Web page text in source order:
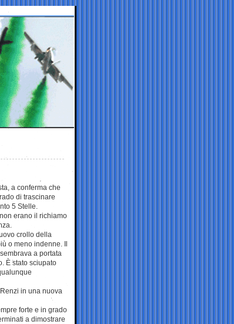
a conferma che
di trascinare
5 Stelle.
erano il richiamo
crollo della
o meno indenne. Il
a portata
È stato sciupato
in una nuova
forte e in grado
a dimostrare